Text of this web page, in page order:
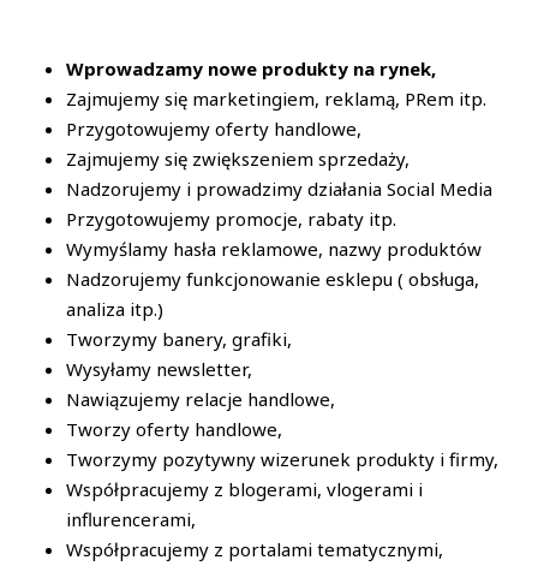
Wprowadzamy nowe produkty na rynek,
Zajmujemy się marketingiem, reklamą, PRem itp.
Przygotowujemy oferty handlowe,
Zajmujemy się zwiększeniem sprzedaży,
Nadzorujemy i prowadzimy działania Social Media
Przygotowujemy promocje, rabaty itp.
Wymyślamy hasła reklamowe, nazwy produktów
Nadzorujemy funkcjonowanie esklepu ( obsługa,
analiza itp.)
Tworzymy banery, grafiki,
Wysyłamy newsletter,
Nawiązujemy relacje handlowe,
Tworzy oferty handlowe,
Tworzymy pozytywny wizerunek produkty i firmy,
Współpracujemy z blogerami, vlogerami i
influrencerami,
Współpracujemy z portalami tematycznymi,